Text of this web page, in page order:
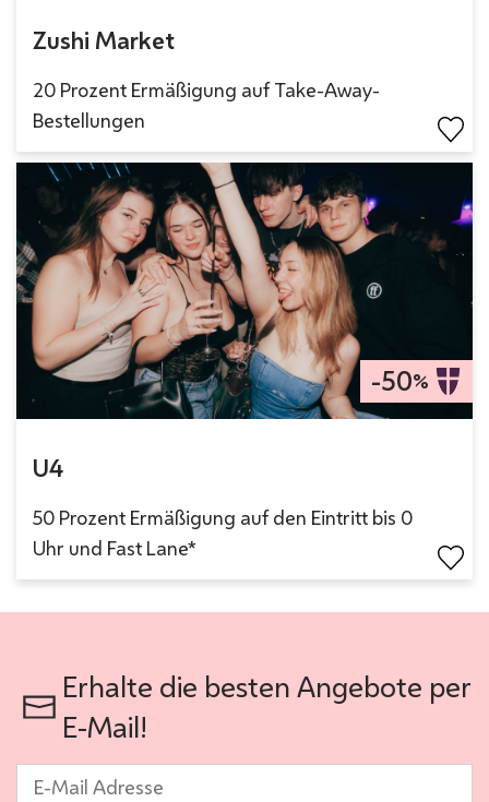
Zushi Market
20 Prozent Ermäßigung auf Take-Away-
Bestellungen
U4
-50%
50 Prozent Ermäßigung auf den Eintritt bis 0
Uhr und Fast Lane*
Erhalte die besten Angebote per
E-Mail!
E-Mail *